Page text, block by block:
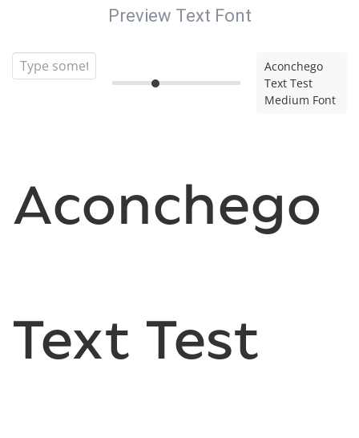
Preview Text Font
Aconchego
Text Test
Medium Font
Aconchego
Text Test